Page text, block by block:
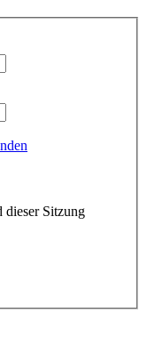
dieser Sitzung